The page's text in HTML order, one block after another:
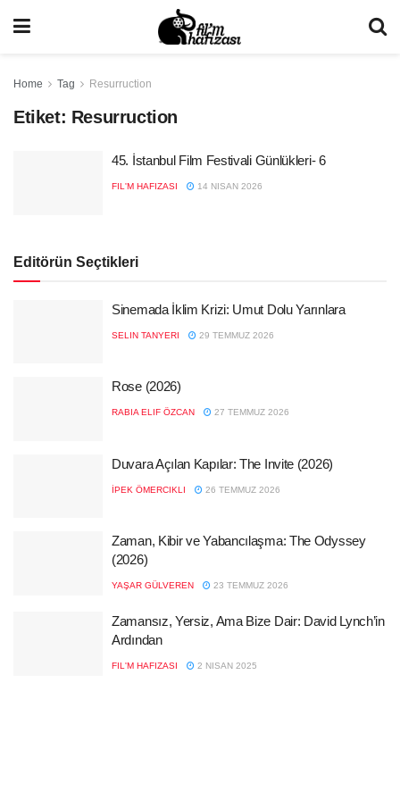
Home Tag Resurruction
Etiket: Resurruction
45. İstanbul Film Festivali Günlükleri- 6
FIL'M HAFIZASI 14 NISAN 2026
Editörün Seçtikleri
Sinemada İklim Krizi: Umut Dolu Yarınlara
SELIN TANYERI 29 TEMMUZ 2026
Rose (2026)
RABIA ELIF ÖZCAN 27 TEMMUZ 2026
Duvara Açılan Kapılar: The Invite (2026)
İPEK ÖMERCIKLI 26 TEMMUZ 2026
Zaman, Kibir ve Yabancılaşma: The Odyssey
(2026)
YAŞAR GÜLVEREN 23 TEMMUZ 2026
Zamansız, Yersiz, Ama Bize Dair: David Lynch’in
Ardından
FIL'M HAFIZASI 2 NISAN 2025